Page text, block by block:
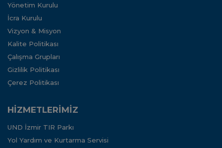
Yönetim Kurulu
İcra Kurulu
Vizyon & Misyon
Kalite Politikası
Çalışma Grupları
Gizlilik Politikası
Çerez Politikası
HİZMETLERİMİZ
UND İzmir TIR Parkı
Yol Yardım ve Kurtarma Servisi